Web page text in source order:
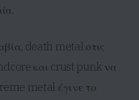
death metal στις
και crust punk να
metal έγινε το